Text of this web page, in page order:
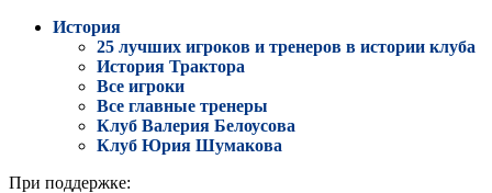
История
25 лучших игроков и тренеров в истории клуба
История Трактора
Все игроки
Все главные тренеры
Клуб Валерия Белоусова
Клуб Юрия Шумакова
При поддержке: